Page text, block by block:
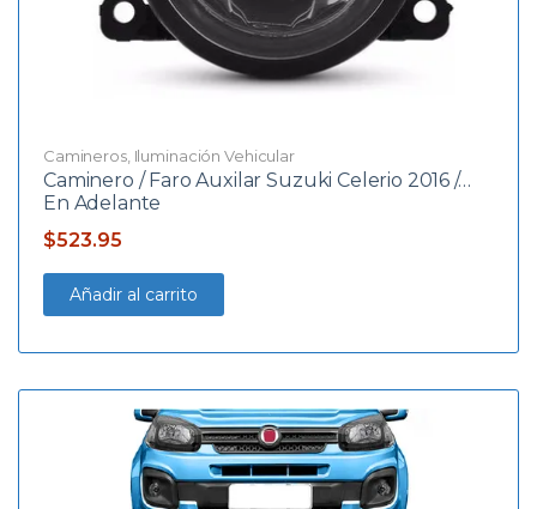
Camineros, Iluminación Vehicular
Caminero / Faro Auxilar Suzuki Celerio 2016 /…
En Adelante
$523.95
Añadir al carrito